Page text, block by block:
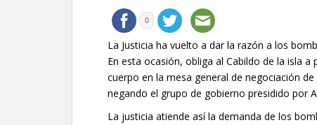
0
La Justicia ha vuelto a dar la razón a los
En esta ocasión, obliga al Cabildo de la isla
cuerpo en la mesa general de negociación
negando el grupo de gobierno presidido por
La justicia atiende así la demanda de los